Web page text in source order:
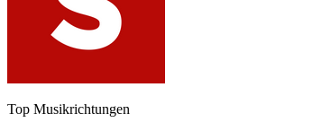
Top Musikrichtungen